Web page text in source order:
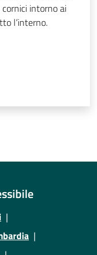
intorno ai
l’interno.